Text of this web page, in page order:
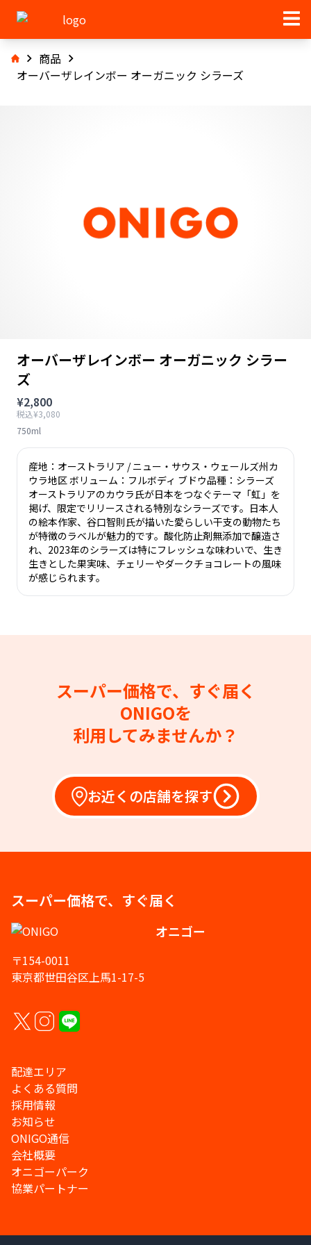
商品
オーバーザレインボー オーガニック シラーズ
オーバーザレインボー オーガニック シラー
ズ
¥2,800
税込¥3,080
750ml
産地：オーストラリア / ニュー・サウス・ウェールズ州カ
ウラ地区 ボリューム：フルボディ ブドウ品種：シラーズ
オーストラリアのカウラ氏が日本をつなぐテーマ「虹」を
掲げ、限定でリリースされる特別なシラーズです。日本人
の絵本作家、谷口智則氏が描いた愛らしい干支の動物たち
が特徴のラベルが魅力的です。酸化防止剤無添加で醸造さ
れ、2023年のシラーズは特にフレッシュな味わいで、生き
生きとした果実味、チェリーやダークチョコレートの風味
が感じられます。
スーパー価格で、すぐ届く
ONIGOを
利用してみませんか？
お近くの店舗を探す
スーパー価格で、すぐ届く
オニゴー
〒154-0011
東京都世田谷区上馬1-17-5
配達エリア
よくある質問
採用情報
お知らせ
ONIGO通信
会社概要
オニゴーパーク
協業パートナー